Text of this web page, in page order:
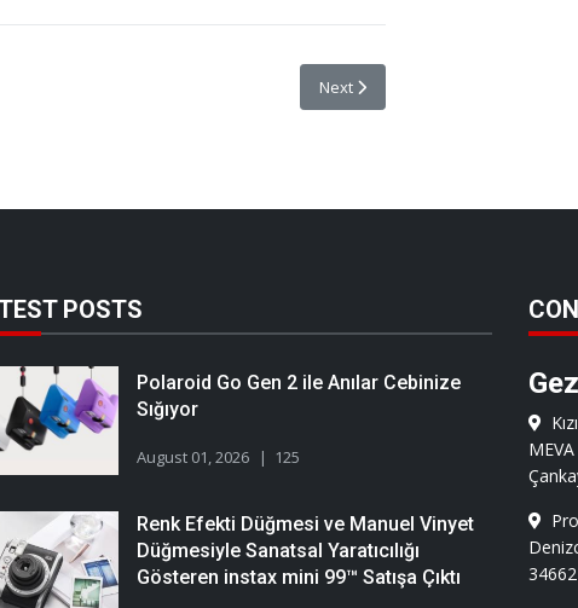
YAKALAYIN! Next article: Dünyanın İlk Dört
Next
POSTS
Polaroid Go Gen 2 ile Anılar Cebinize
Sığıyor
August 01, 2026 125
Renk Efekti Düğmesi ve Manuel Vinyet
Düğmesiyle Sanatsal Yaratıcılığı
Gösteren instax mini 99™ Satışa Çıktı